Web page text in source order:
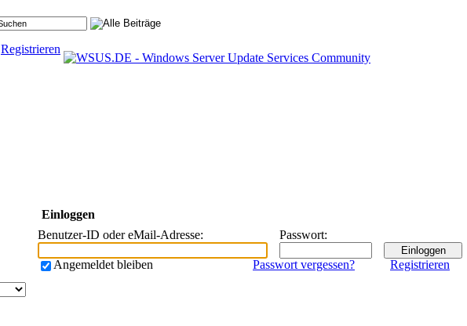
Registrieren
Einloggen
Benutzer-ID oder eMail-Adresse: Passwort:
Angemeldet bleiben Registrieren
Passwort vergessen?